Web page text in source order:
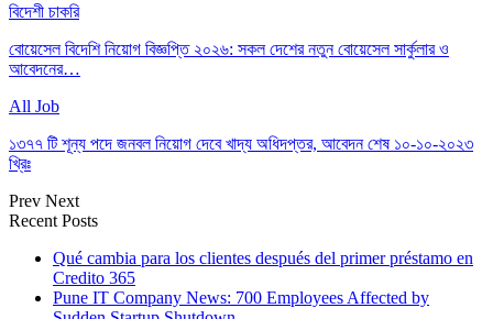
বিদেশী চাকরি
বোয়েসেল বিদেশি নিয়োগ বিজ্ঞপ্তি ২০২৬: সকল দেশের নতুন বোয়েসেল সার্কুলার ও
আবেদনের…
All Job
১৩৭৭ টি শূন্য পদে জনবল নিয়োগ দেবে খাদ্য অধিদপ্তর, আবেদন শেষ ১০-১০-২০২৩
খ্রিঃ
Prev Next
Recent Posts
Qué cambia para los clientes después del primer préstamo en
Credito 365
Pune IT Company News: 700 Employees Affected by